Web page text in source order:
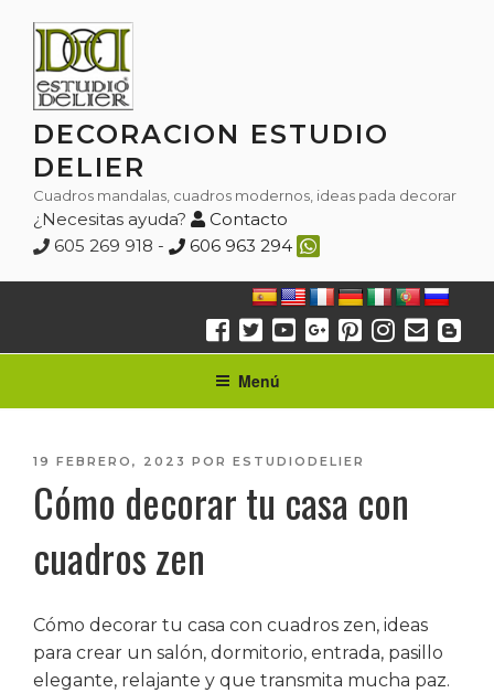
contenido
DECORACION ESTUDIO
DELIER
Cuadros mandalas, cuadros modernos, ideas pada decorar
¿Necesitas ayuda?
Contacto
605 269 918 -
606 963 294
Menú
PUBLICADO
19 FEBRERO, 2023 POR ESTUDIODELIER
Cómo decorar tu casa con
cuadros zen
Cómo decorar tu casa con cuadros zen, ideas
para crear un salón, dormitorio, entrada, pasillo
elegante, relajante y que transmita mucha paz.